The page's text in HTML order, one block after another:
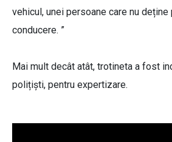
vehicul, unei persoane care nu
conducere. ”
Mai mult decât atât, trotineta a fost
polițiști, pentru expertizare.